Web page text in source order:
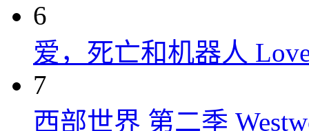
6
爱，死亡和机器人
7
西部世界 第二季